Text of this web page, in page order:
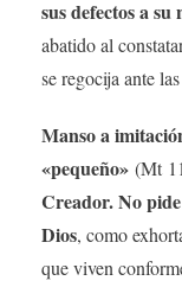
sus defectos a
abatido al
se regocija ante
Manso a
«pequeño»(Mt
Creador. No
Dios, como
que viven